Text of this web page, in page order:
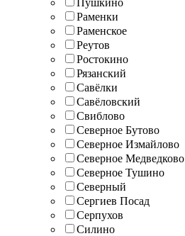
Раменки
Раменское
Реутов
Ростокино
Рязанский
Савёлки
Савёловский
Свиблово
Северное Бутово
Северное Измайлово
Северное Медведково
Северное Тушино
Северный
Сергиев Посад
Серпухов
Силино